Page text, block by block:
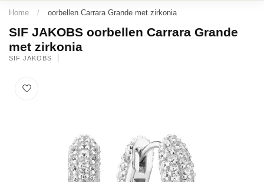
Home / oorbellen Carrara Grande met zirkonia
SIF JAKOBS oorbellen Carrara Grande
met zirkonia
SIF JAKOBS